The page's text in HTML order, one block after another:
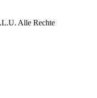
Alle Rechte